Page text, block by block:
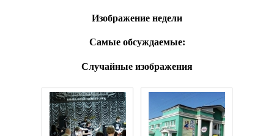
Изображение недели
Самые обсуждаемые:
Случайные изображения